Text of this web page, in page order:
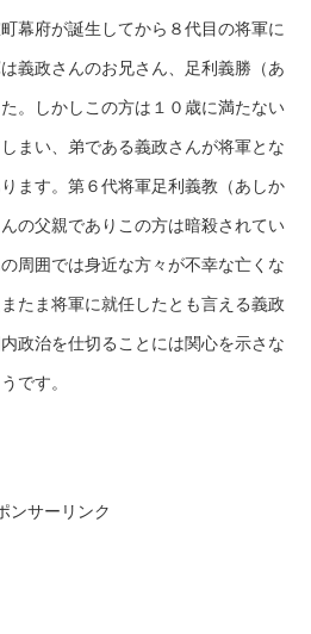
幕府が誕生してから８代目の将軍に
義政さんのお兄さん、足利義勝（あ
。しかしこの方は１０歳に満たない
まい、弟である義政さんが将軍とな
ます。第６代将軍足利義教（あしか
の父親でありこの方は暗殺されてい
周囲では身近な方々が不幸な亡くな
たま将軍に就任したとも言える義政
政治を仕切ることには関心を示さな
です。
ンサーリンク